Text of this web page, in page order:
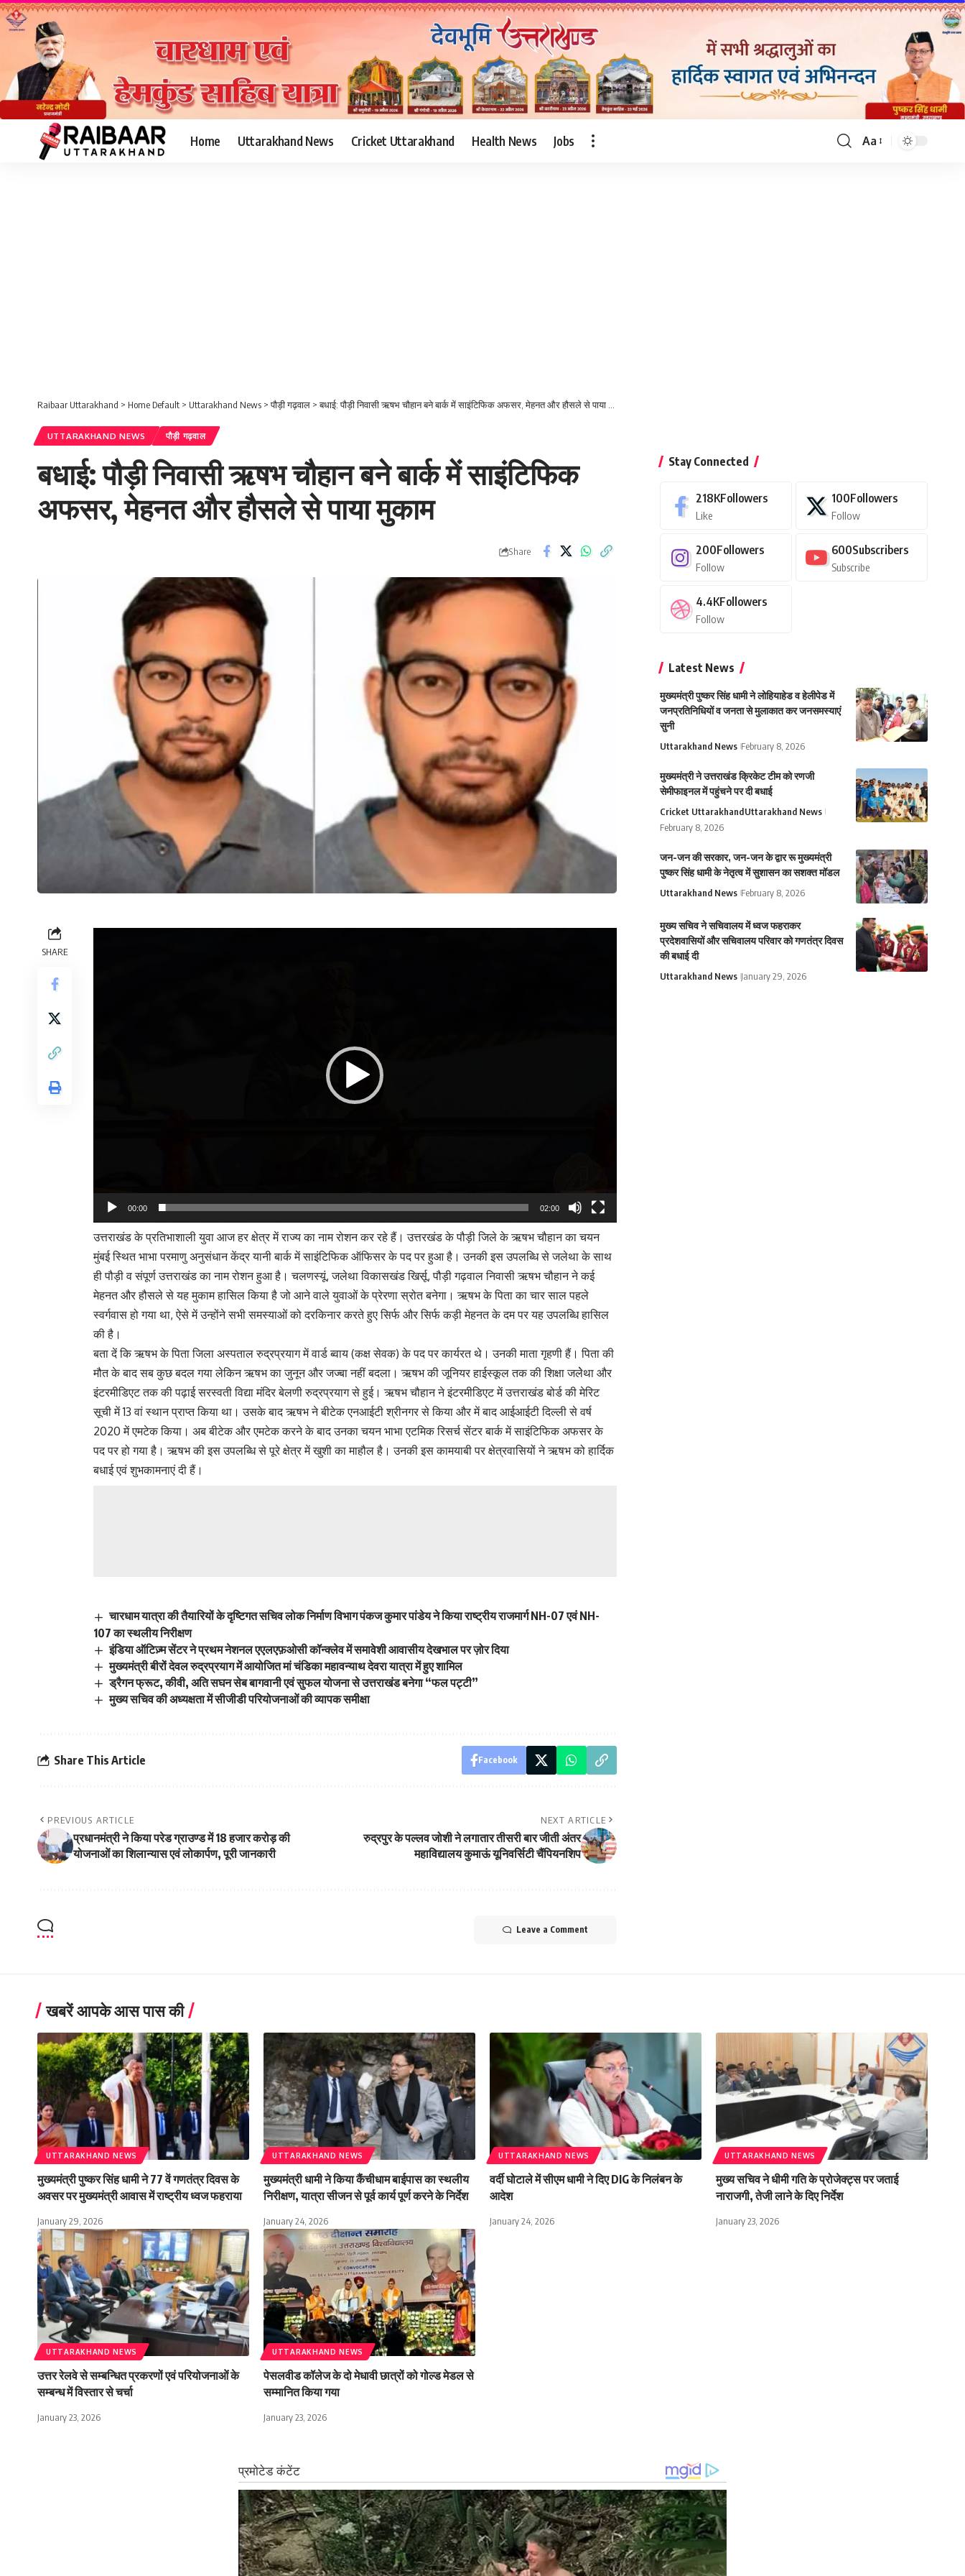
Home Uttarakhand News Cricket Uttarakhand Health News Jobs
Font
Aa
Raibaar Uttarakhand > Home Default > Uttarakhand News >पौड़ी गढ़वाल >बधाई: पौड़ी निवासी ऋषभ चौहान बने बार्क में साइंटिफिक अफसर, मेहनत और हौसले से पाया मुकाम
UTTARAKHAND NEWS पौड़ी गढ़वाल
बधाई: पौड़ी निवासी ऋषभ चौहान बने बार्क में साइंटिफिक
अफसर, मेहनत और हौसले से पाया मुकाम
Share
SHARE
00:00 02:00
उत्तराखंड के प्रतिभाशाली युवा आज हर क्षेत्र में राज्य का नाम रोशन कर रहे हैं। उत्तरखंड के पौड़ी जिले के ऋषभ चौहान का चयन
मुंबई स्थित भाभा परमाणु अनुसंधान केंद्र यानी बार्क में साइंटिफिक ऑफिसर के पद पर हुआ है। उनकी इस उपलब्धि से जलेथा के साथ
ही पौड़ी व संपूर्ण उत्तराखंड का नाम रोशन हुआ है। चलणस्यूं, जलेथा विकासखंड खिर्सू, पौड़ी गढ़वाल निवासी ऋषभ चौहान ने कई
मेहनत और हौसले से यह मुकाम हासिल किया है जो आने वाले युवाओं के प्रेरणा स्रोत बनेगा। ऋषभ के पिता का चार साल पहले
स्वर्गवास हो गया था, ऐसे में उन्होंने सभी समस्याओं को दरकिनार करते हुए सिर्फ और सिर्फ कड़ी मेहनत के दम पर यह उपलब्धि हासिल
की है।
बता दें कि ऋषभ के पिता जिला अस्पताल रुद्रप्रयाग में वार्ड ब्वाय (कक्ष सेवक) के पद पर कार्यरत थे। उनकी माता गृहणी हैं। पिता की
मौत के बाद सब कुछ बदल गया लेकिन ऋषभ का जुनून और जज्बा नहीं बदला। ऋषभ की जूनियर हाईस्कूल तक की शिक्षा जलेेथा और
इंटरमीडिएट तक की पढ़ाई सरस्वती विद्या मंदिर बेलणी रुद्रप्रयाग से हुई। ऋषभ चौहान ने इंटरमीडिएट में उत्तराखंड बोर्ड की मेरिट
सूची में 13 वां स्थान प्राप्त किया था। उसके बाद ऋषभ ने बीटेक एनआईटी श्रीनगर से किया और में बाद आईआईटी दिल्ली से वर्ष
2020 में एमटेक किया। अब बीटेक और एमटेक करने के बाद उनका चयन भाभा एटमिक रिसर्च सेंटर बार्क में साइंटिफिक अफसर के
पद पर हो गया है। ऋषभ की इस उपलब्धि से पूरे क्षेत्र में खुशी का माहौल है। उनकी इस कामयाबी पर क्षेत्रवासियों ने ऋषभ को हार्दिक
बधाई एवं शुभकामनाएं दी हैं।
चारधाम यात्रा की तैयारियों के दृष्टिगत सचिव लोक निर्माण विभाग पंकज कुमार पांडेय ने किया राष्ट्रीय राजमार्ग NH-07 एवं NH-
107 का स्थलीय निरीक्षण
इंडिया ऑटिज़्म सेंटर ने प्रथम नेशनल एएलएफ़ओसी कॉन्क्लेव में समावेशी आवासीय देखभाल पर ज़ोर दिया
मुख्यमंत्री बीरों देवल रुद्रप्रयाग में आयोजित मां चंडिका महावन्याथ देवरा यात्रा में हुए शामिल
ड्रैगन फ्रूट, कीवी, अति सघन सेब बागवानी एवं सुफल योजना से उत्तराखंड बनेगा “फल पट्टी”
मुख्य सचिव की अध्यक्षता में सीजीडी परियोजनाओं की व्यापक समीक्षा
Share This Article Facebook
PREVIOUS ARTICLE
प्रधानमंत्री ने किया परेड ग्राउण्ड में 18 हजार करोड़ की
योजनाओं का शिलान्यास एवं लोकार्पण, पूरी जानकारी
NEXT ARTICLE
रुद्रपुर के पल्लव जोशी ने लगातार तीसरी बार जीती अंतर
महाविद्यालय कुमाऊं यूनिवर्सिटी चैंपियनशिप
Leave a Comment
Stay Connected
218KFollowers
Like
100Followers
Follow
200Followers
Follow
600Subscribers
Subscribe
4.4KFollowers
Follow
Latest News
मुख्यमंत्री पुष्कर सिंह धामी ने लोहियाहेड व हेलीपेड में
जनप्रतिनिधियों व जनता से मुलाकात कर जनसमस्याएं
सुनी
Uttarakhand News February 8, 2026
मुख्यमंत्री ने उत्तराखंड क्रिकेट टीम को रणजी
सेमीफाइनल में पहुंचने पर दी बधाई
Cricket UttarakhandUttarakhand News
February 8, 2026
जन-जन की सरकार, जन-जन के द्वार रू मुख्यमंत्री
पुष्कर सिंह धामी के नेतृत्व में सुशासन का सशक्त मॉडल
Uttarakhand News February 8, 2026
मुख्य सचिव ने सचिवालय में ध्वज फहराकर
प्रदेशवासियों और सचिवालय परिवार को गणतंत्र दिवस
की बधाई दी
Uttarakhand News January 29, 2026
खबरें आपके आस पास की
UTTARAKHAND NEWS
मुख्यमंत्री पुष्कर सिंह धामी ने 77 वें गणतंत्र दिवस के
अवसर पर मुख्यमंत्री आवास में राष्ट्रीय ध्वज फहराया
January 29, 2026
UTTARAKHAND NEWS
मुख्यमंत्री धामी ने किया कैंचीधाम बाईपास का स्थलीय
निरीक्षण, यात्रा सीजन से पूर्व कार्य पूर्ण करने के निर्देश
January 24, 2026
UTTARAKHAND NEWS
वर्दी घोटाले में सीएम धामी ने दिए DIG के निलंबन के
आदेश
January 24, 2026
UTTARAKHAND NEWS
मुख्य सचिव ने धीमी गति के प्रोजेक्ट्स पर जताई
नाराजगी, तेजी लाने के दिए निर्देश
January 23, 2026
UTTARAKHAND NEWS
उत्तर रेलवे से सम्बन्धित प्रकरणों एवं परियोजनाओं के
सम्बन्ध में विस्तार से चर्चा
January 23, 2026
UTTARAKHAND NEWS
पेसलवीड कॉलेज के दो मेधावी छात्रों को गोल्ड मेडल से
सम्मानित किया गया
January 23, 2026